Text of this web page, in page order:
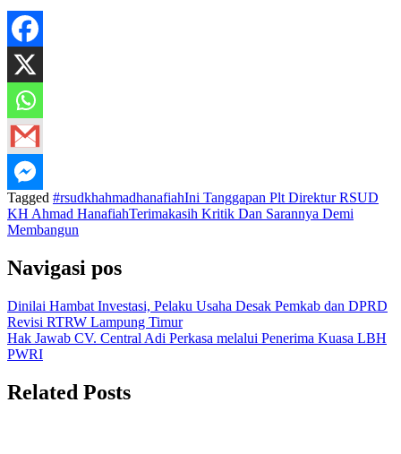
Tagged #rsudkhahmadhanafiahIni Tanggapan Plt Direktur RSUD
KH Ahmad HanafiahTerimakasih Kritik Dan Sarannya Demi
Membangun
Navigasi pos
Dinilai Hambat Investasi, Pelaku Usaha Desak Pemkab dan DPRD
Revisi RTRW Lampung Timur
Hak Jawab CV. Central Adi Perkasa melalui Penerima Kuasa LBH
PWRI
Related Posts